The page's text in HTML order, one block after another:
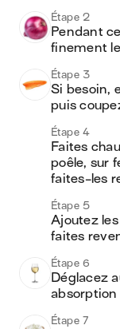
Étape 2
Pendant
finement
Étape 3
Si besoin,
puis
Étape 4
Faites
poêle, sur
faites-les
Étape 5
Ajoutez
faites
Étape 6
Déglacez
absorption
Étape 7